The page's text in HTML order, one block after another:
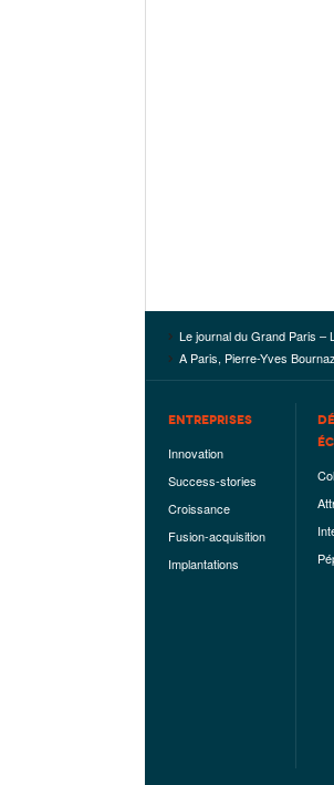
Le journal du Grand Paris –
A Paris, Pierre-Yves
ENTREPRISES
Innovation
Success-stories
Croissance
Fusion-acquisition
Implantations